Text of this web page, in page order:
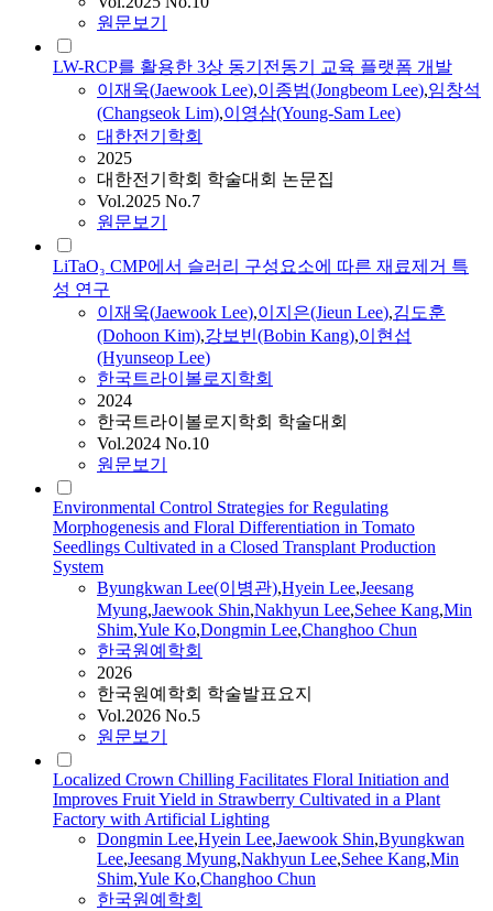
원문보기
LW-RCP를 활용한 3상 동기전동기 교육 플랫폼 개발
이재욱(Jaewook Lee),이종범(Jongbeom Lee),임창석
(Changseok Lim),이영삼(Young-Sam Lee)
대한전기학회
2025
대한전기학회 학술대회 논문집
Vol.2025 No.7
원문보기
LiTaO₃ CMP에서 슬러리 구성요소에 따른 재료제거 특
성 연구
이재욱(Jaewook Lee),이지은(Jieun Lee),김도훈
(Dohoon Kim),강보빈(Bobin Kang),이현섭
(Hyunseop Lee)
한국트라이볼로지학회
2024
한국트라이볼로지학회 학술대회
Vol.2024 No.10
원문보기
Environmental Control Strategies for Regulating
Morphogenesis and Floral Differentiation in Tomato
Seedlings Cultivated in a Closed Transplant Production
System
Byungkwan Lee(이병관),Hyein Lee,Jeesang
Myung,Jaewook Shin,Nakhyun Lee,Sehee Kang,Min
Shim,Yule Ko,Dongmin Lee,Changhoo Chun
한국원예학회
2026
한국원예학회 학술발표요지
Vol.2026 No.5
원문보기
Localized Crown Chilling Facilitates Floral Initiation and
Improves Fruit Yield in Strawberry Cultivated in a Plant
Factory with Artificial Lighting
Dongmin Lee,Hyein Lee,Jaewook Shin,Byungkwan
Lee,Jeesang Myung,Nakhyun Lee,Sehee Kang,Min
Shim,Yule Ko,Changhoo Chun
한국원예학회